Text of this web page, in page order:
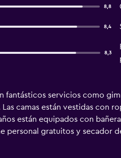
8,8
8,4
8,3
fantásticos servicios como
camas están vestidas con
están equipados con
personal gratuitos y secador
limpieza todos los días y es
Otros servicios de